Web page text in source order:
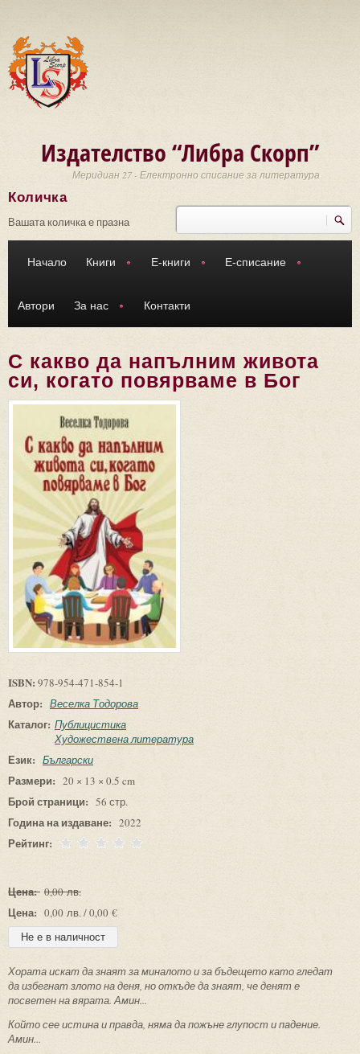
Издателство “Либра Скорп”
Меридиан 27 - Електронно списание за литература
Търси
Количка
Вашата количка е празна
Начало Книги Е-книги Е-списание
Автори За нас Контакти
С какво да напълним живота
си, когато повярваме в Бог
ISBN: 978-954-471-854-1
Автор: Веселка Тодорова
Каталог: Публицистика
Художествена литература
Език: Български
Размери: 20 × 13 × 0.5 cm
Брой страници: 56 стр.
Година на издаване: 2022
Рейтинг:
Цена: 0,00 лв.
Цена: 0,00 лв. / 0,00 €
Хората искат да знаят за миналото и за бъдещето като гледат
да избегнат злото на деня, но откъде да знаят, че денят е
посветен на вярата. Амин...
Който сее истина и правда, няма да пожъне глупост и падение.
Амин...